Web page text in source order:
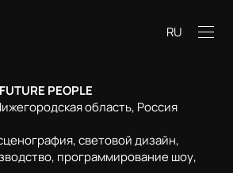
RU
PEOPLE
область, Россия
световой дизайн,
программирование шоу,